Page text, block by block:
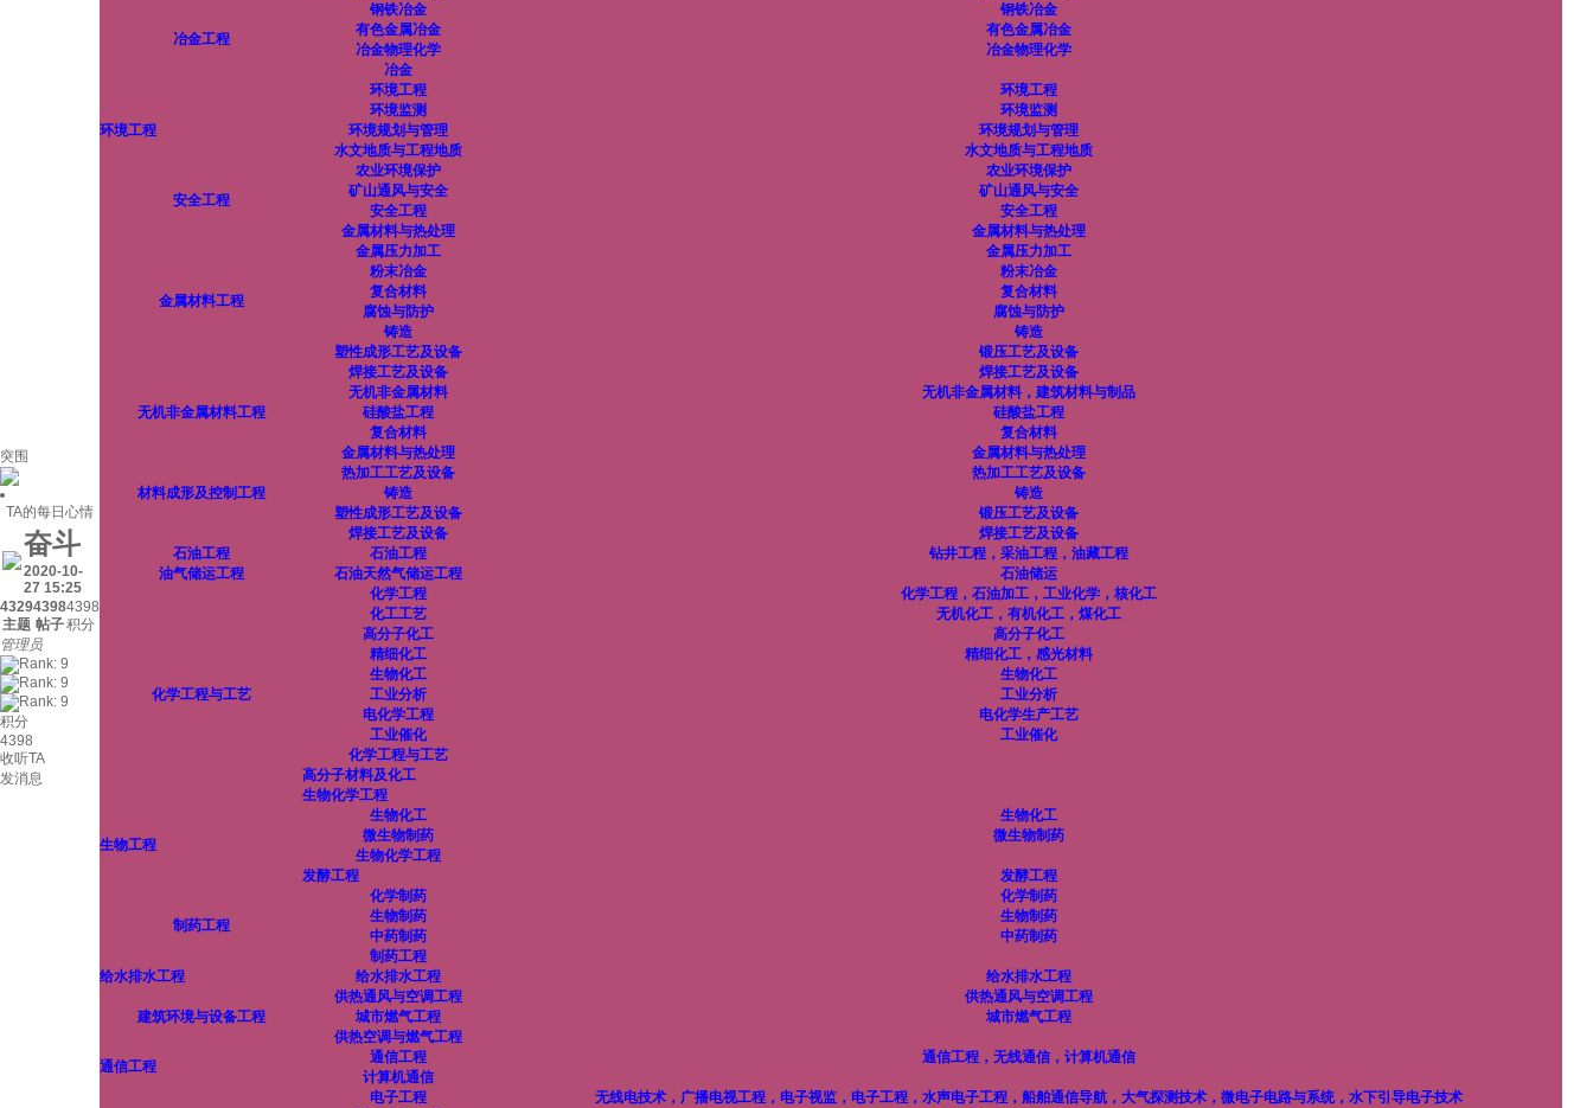
突围
TA的每日心情
奋斗
2020-10-
27 15:25
4329
主题
4398
帖子
4398
积分
管理员
积分
4398
收听TA
发消息
冶金工程
钢铁冶金
钢铁冶金
有色金属冶金
有色金属冶金
冶金物理化学
冶金物理化学
冶金
环境工程
环境工程
环境工程
环境监测
环境监测
环境规划与管理
环境规划与管理
水文地质与工程地质
水文地质与工程地质
农业环境保护
农业环境保护
安全工程
矿山通风与安全
矿山通风与安全
安全工程
安全工程
金属材料工程
金属材料与热处理
金属材料与热处理
金属压力加工
金属压力加工
粉末冶金
粉末冶金
复合材料
复合材料
腐蚀与防护
腐蚀与防护
铸造
铸造
塑性成形工艺及设备
锻压工艺及设备
焊接工艺及设备
焊接工艺及设备
无机非金属材料工程
无机非金属材料
无机非金属材料，建筑材料与制品
硅酸盐工程
硅酸盐工程
复合材料
复合材料
材料成形及控制工程
金属材料与热处理
金属材料与热处理
热加工工艺及设备
热加工工艺及设备
铸造
铸造
塑性成形工艺及设备
锻压工艺及设备
焊接工艺及设备
焊接工艺及设备
石油工程
石油工程
钻井工程，采油工程，油藏工程
油气储运工程
石油天然气储运工程 石油储运
化学工程与工艺
化学工程
化学工程，石油加工，工业化学，核化工
化工工艺
无机化工，有机化工，煤化工
高分子化工
高分子化工
精细化工
精细化工，感光材料
生物化工
生物化工
工业分析
工业分析
电化学工程
电化学生产工艺
工业催化
工业催化
化学工程与工艺
高分子材料及化工
生物化学工程
生物工程
生物化工
生物化工
微生物制药
微生物制药
生物化学工程
发酵工程
发酵工程
制药工程
化学制药
化学制药
生物制药
生物制药
中药制药
中药制药
制药工程
给水排水工程
给水排水工程 给水排水工程
建筑环境与设备工程
供热通风与空调工程
供热通风与空调工程
城市燃气工程
城市燃气工程
供热空调与燃气工程
通信工程
通信工程
通信工程，无线通信，计算机通信
计算机通信
电子工程
无线电技术，广播电视工程，电子视监，电子工程，水声电子工程，船舶通信导航，大气探测技术，微电子电路与系统，水下引导电子技术